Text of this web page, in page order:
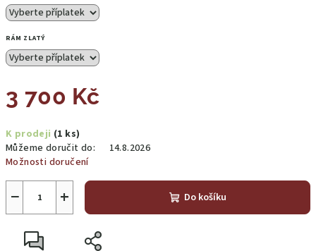
RÁM ZLATÝ
3 700 Kč
cena:
K prodeji (1 ks)
Můžeme doručit do:
14.8.2026
Možnosti doručení
+
− Do košíku